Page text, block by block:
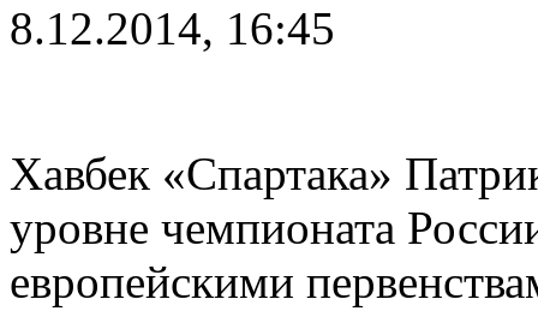
8.12.2014, 16:45
Хавбек «Спартака»
уровне чемпионата
европейскими